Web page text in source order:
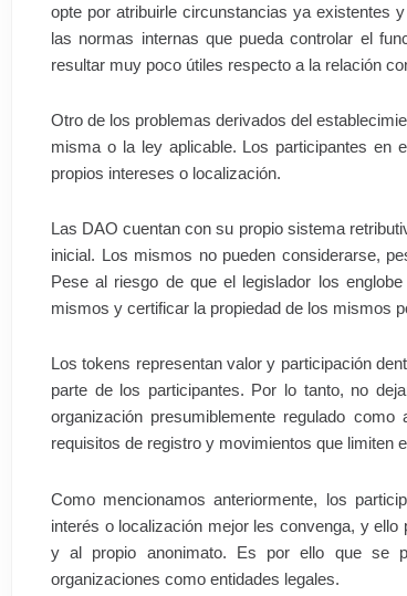
opte por atribuirle circunstancias ya existentes
las normas internas que pueda controlar el
resultar muy poco útiles respecto a la relación
Otro de los problemas derivados del
misma o la ley aplicable. Los participantes en
propios intereses o localización.
Las DAO cuentan con su propio sistema
inicial. Los mismos no pueden considerarse,
Pese al riesgo de que el legislador los
mismos y certificar la propiedad de los mismos
Los tokens representan valor y participación
parte de los participantes. Por lo tanto, no
organización presumiblemente regulado
requisitos de registro y movimientos que limiten
Como mencionamos anteriormente, los
interés o localización mejor les convenga, y
y al propio anonimato. Es por ello que se
organizaciones como entidades legales.